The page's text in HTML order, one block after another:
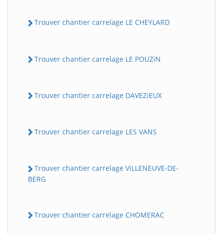
Trouver chantier carrelage LE CHEYLARD
Trouver chantier carrelage LE POUZiN
Trouver chantier carrelage DAVEZiEUX
Trouver chantier carrelage LES VANS
Trouver chantier carrelage ViLLENEUVE-DE-
BERG
Trouver chantier carrelage CHOMERAC